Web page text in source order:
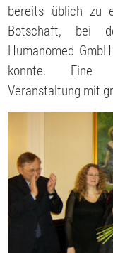
bereits üblich zu
Botschaft, bei
Humanomed
konnte. Eine
Veranstaltung mit